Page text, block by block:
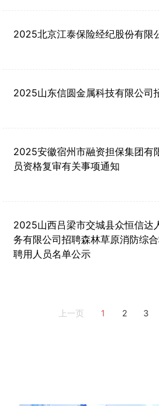
2025北京江泰保险经纪股份有限
2025山东信圆金属科技有限公司
2025安徽宿州市融资担保集团有
员资格复审有关事项通知
2025山西吕梁市交城县众恒信达
务有限公司招聘森林草原消防综
聘用人员名单公示
上一页 1 2 3